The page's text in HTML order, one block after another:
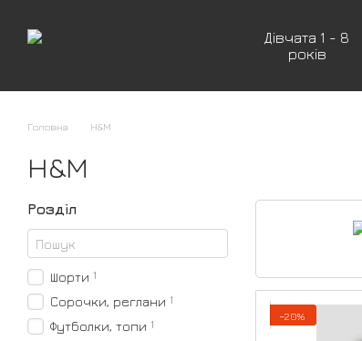
Дівчата 1 - 8
років
Головна H&M
H&M
−20%
Розділ
Шорти 1
Сорочки, реглани 1
Футболки, топи 1